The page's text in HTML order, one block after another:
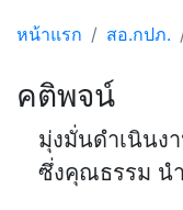
หน้าแรก สอ.กปภ.
คติพจน์
มุ่งมั่นดำเนินง
ซึ่งคุณธรรม น